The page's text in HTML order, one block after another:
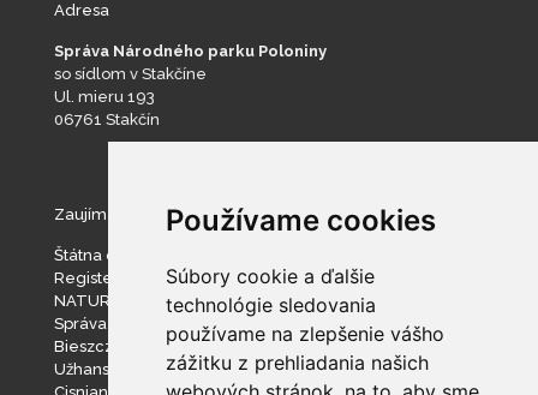
Používame cookies
Súbory cookie a ďalšie
technológie sledovania
používame na zlepšenie vášho
zážitku z prehliadania našich
Adresa
Správa Národného parku Poloniny
so sídlom v Stakčíne
Ul. mieru 193
06761 Stakčín
Zaujímavé stránky
Štátna ochrana prírody SR
Register ponúkaného majetku štátu
NATURA 2000
Správa slovenských jaskýň
Bieszczadzki Park Narodowy
Užhanský národný prírodný park